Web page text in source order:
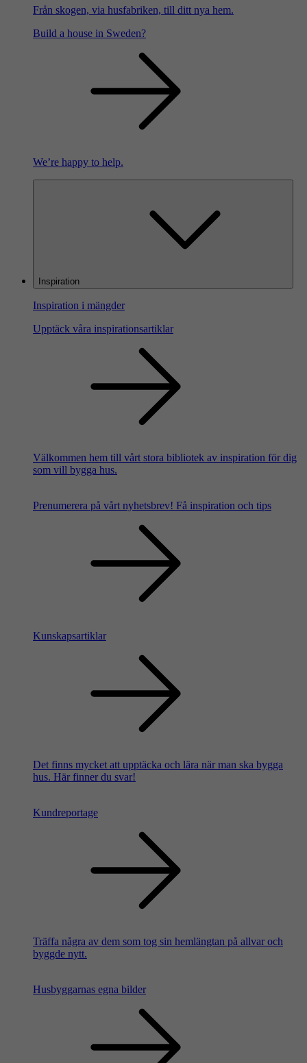
Från skogen, via husfabriken, till ditt nya hem.
Build a house in Sweden?
We’re happy to help.
Inspiration
Inspiration i mängder
Upptäck våra inspirationsartiklar
Välkommen hem till vårt stora bibliotek av inspiration för dig
som vill bygga hus.
Prenumerera på vårt nyhetsbrev! Få inspiration och tips
Kunskapsartiklar
Det finns mycket att upptäcka och lära när man ska bygga
hus. Här finner du svar!
Kundreportage
Träffa några av dem som tog sin hemlängtan på allvar och
byggde nytt.
Husbyggarnas egna bilder